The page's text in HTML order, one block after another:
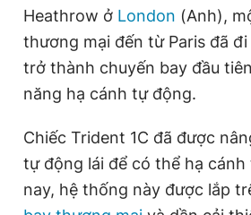
Tiện ích Bạn
Thông tin tòa soạn Liên
Đọc Thanh Niên trên điện thoại
Heathrow ở London (Anh),
thương mại đến từ Paris đã
trở thành chuyến bay đầu
năng hạ cánh tự động.
Chiếc Trident 1C đã được
tự động lái để có thể hạ
nay, hệ thống này được lắp